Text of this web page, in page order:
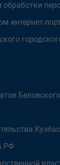
интернет-
РФ